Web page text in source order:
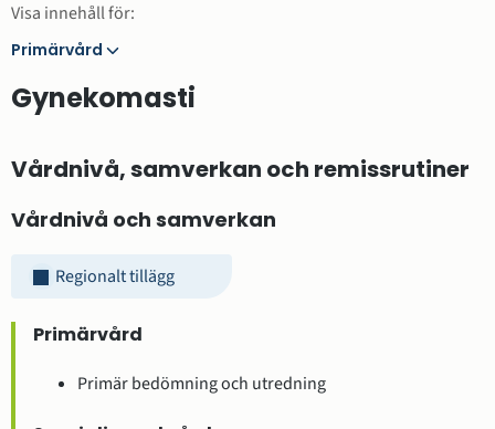
Visa innehåll för:
Primärvård
Primärvård
Gynekomasti
Vårdnivå, samverkan och remissrutiner
Vårdnivå och samverkan
Regionalt tillägg
Primärvård
Primär bedömning och utredning